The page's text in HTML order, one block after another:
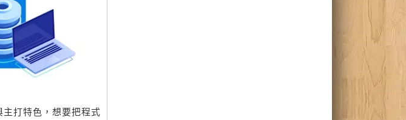
打特色，想要把程式